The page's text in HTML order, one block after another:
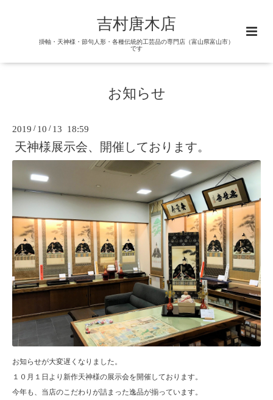
吉村唐木店
掛軸・天神様・節句人形・各種伝統的工芸品の専門店（富山県富山市）
です
お知らせ
2019 / 10 / 13 18:59
天神様展示会、開催しております。
お知らせが大変遅くなりました。
１０月１日より新作天神様の展示会を開催しております。
今年も、当店のこだわりが詰まった逸品が揃っています。